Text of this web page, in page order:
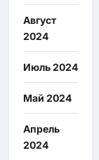
Август
2024
Июль 2024
Май 2024
Апрель
2024